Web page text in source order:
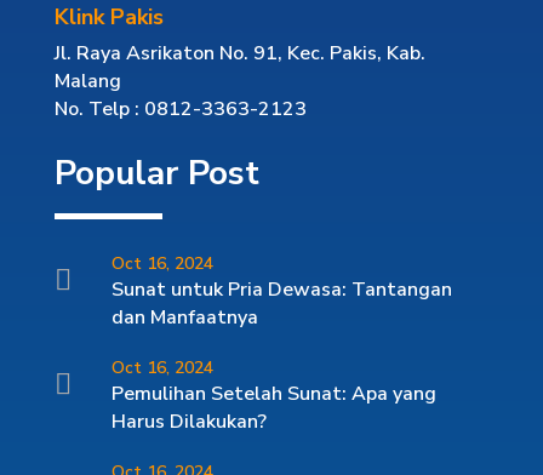
Klink Pakis
Jl. Raya Asrikaton No. 91, Kec. Pakis, Kab.
Malang
No. Telp : 0812-3363-2123
Popular Post

Oct 16, 2024
Sunat untuk Pria Dewasa: Tantangan
dan Manfaatnya

Oct 16, 2024
Pemulihan Setelah Sunat: Apa yang
Harus Dilakukan?